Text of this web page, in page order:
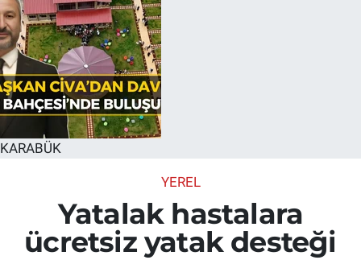
KARABÜK
YEREL
Yatalak hastalara
ücretsiz yatak desteği